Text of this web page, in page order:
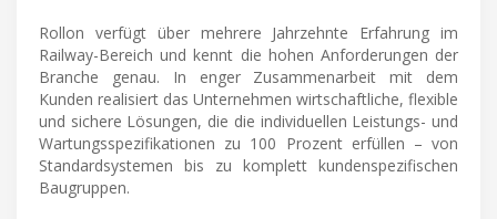
Rollon verfügt über mehrere Jahrzehnte Erfahrung im
Railway-Bereich und kennt die hohen Anforderungen der
Branche genau. In enger Zusammenarbeit mit dem
Kunden realisiert das Unternehmen wirtschaftliche, flexible
und sichere Lösungen, die die individuellen Leistungs- und
Wartungsspezifikationen zu 100 Prozent erfüllen – von
Standardsystemen bis zu komplett kundenspezifischen
Baugruppen.